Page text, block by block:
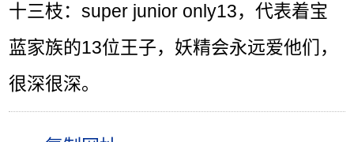
十三枝：super junior only13，代表着宝
蓝家族的13位王子，妖精会永远爱他们，
很深很深。